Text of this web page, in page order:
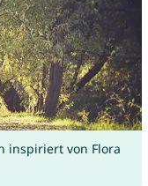
inspiriert von Flora